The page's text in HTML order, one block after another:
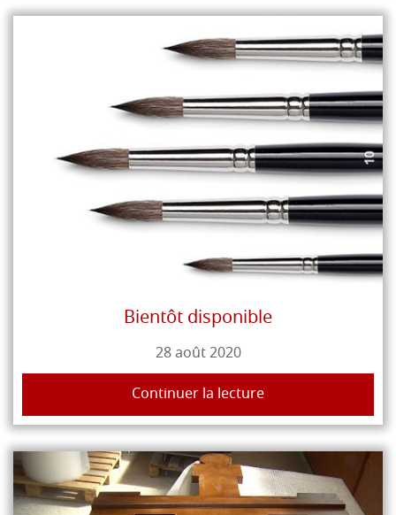
Bientôt disponible
28 août 2020
Continuer la lecture